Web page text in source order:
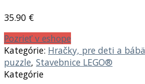
35.90 €
Pozrieť v eshope
Kategórie: Hračky, pre deti a
puzzle, Stavebnice LEGO®
Kategórie